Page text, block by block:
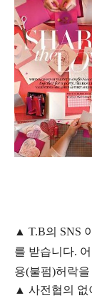
▲ T.B의 SNS
를 받습니다.
용(불펌)허락을
▲ 사전협의 없